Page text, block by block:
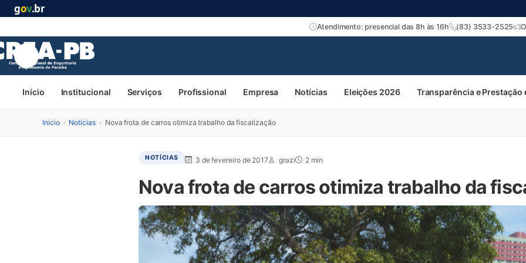
gov.br
Atendimento: presencial das 8h às 16h (83) 3533-2525
Início Institucional Serviços Profissional Empresa Notícias Eleições 2026 Transparência e Prestação
Início › Notícias › Nova frota de carros otimiza trabalho da fiscalização
NOTÍCIAS 3 de fevereiro de 2017 grazi 2 min
Nova frota de carros otimiza trabalho da